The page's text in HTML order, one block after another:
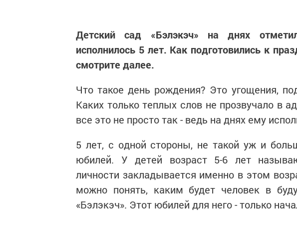
Детский сад «Бэлэкэч» на днях
исполнилось 5 лет. Как подготовились к
смотрите далее.
Что такое день рождения? Это угощения,
Каких только теплых слов не прозвучало в
все это не просто так - ведь на днях ему
5 лет, с одной стороны, не такой уж и
юбилей. У детей возраст 5-6 лет
личности закладывается именно в этом
можно понять, каким будет человек в
«Бэлэкэч». Этот юбилей для него - только